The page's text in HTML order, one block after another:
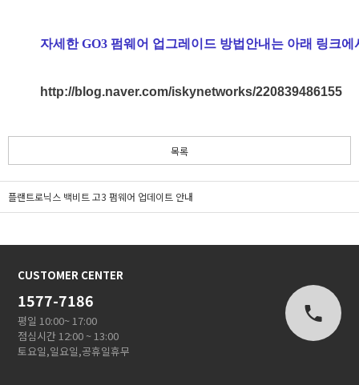
자세한 GO3 펌웨어 업그레이드 방법안내는 아래 링크
http://blog.naver.com/iskynetworks/220839486155
목록
플랜트로닉스 백비트 고3 펌웨어 업데이트 안내
CUSTOMER CENTER
1577-7186
평일 10:00~ 17:00
점심시간 12:00 ~ 13:00
토요일,일요일,공휴일휴무